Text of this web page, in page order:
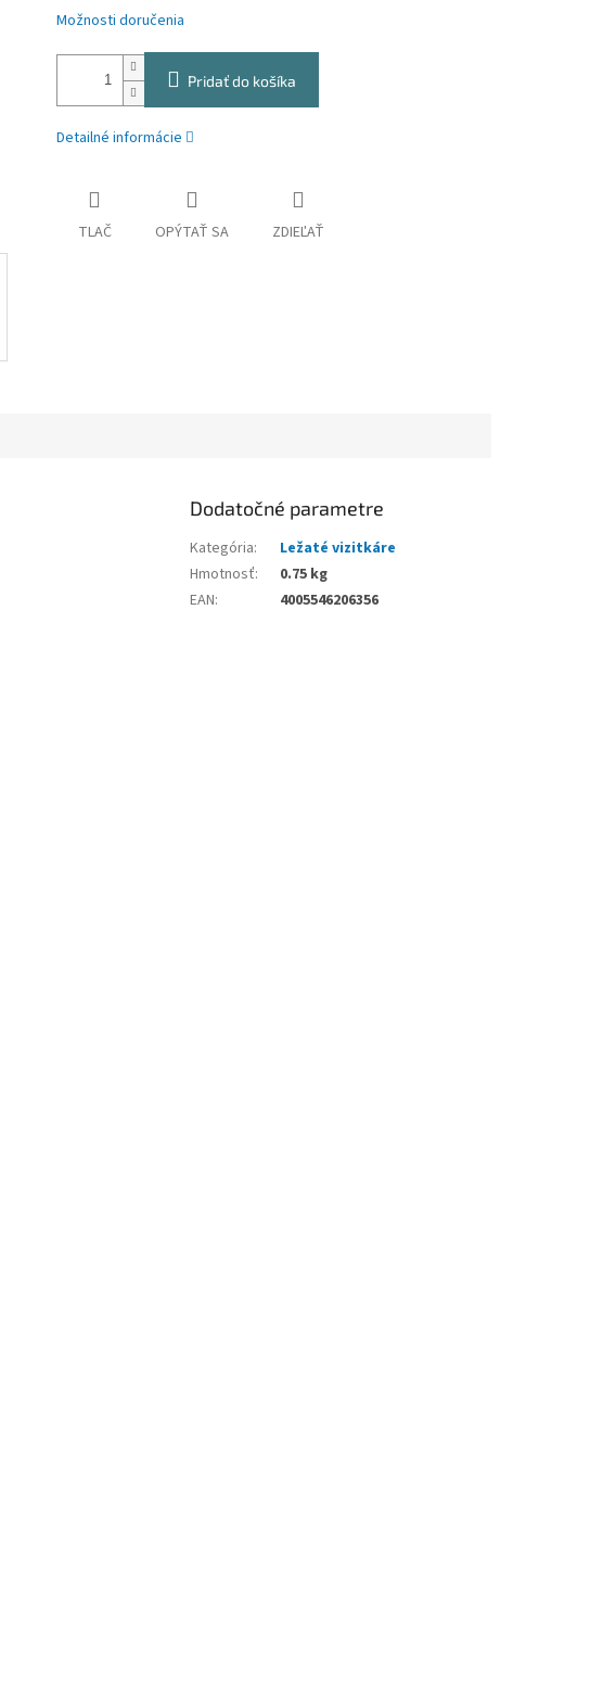
Možnosti doručenia
Pridať do košíka
Detailné informácie
TLAČ OPÝTAŤ SA ZDIEĽAŤ
Dodatočné parametre
Kategória:
Ležaté vizitkáre
Hmotnosť:
0.75 kg
EAN: 4005546206356